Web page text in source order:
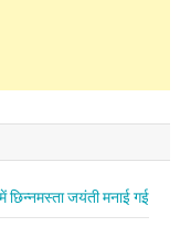
में छिन्नमस्ता जयंती मनाई गई